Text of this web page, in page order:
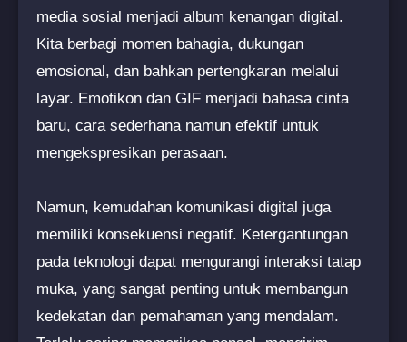
media sosial menjadi album kenangan digital.
Kita berbagi momen bahagia, dukungan
emosional, dan bahkan pertengkaran melalui
layar. Emotikon dan GIF menjadi bahasa cinta
baru, cara sederhana namun efektif untuk
mengekspresikan perasaan.
Namun, kemudahan komunikasi digital juga
memiliki konsekuensi negatif. Ketergantungan
pada teknologi dapat mengurangi interaksi tatap
muka, yang sangat penting untuk membangun
kedekatan dan pemahaman yang mendalam.